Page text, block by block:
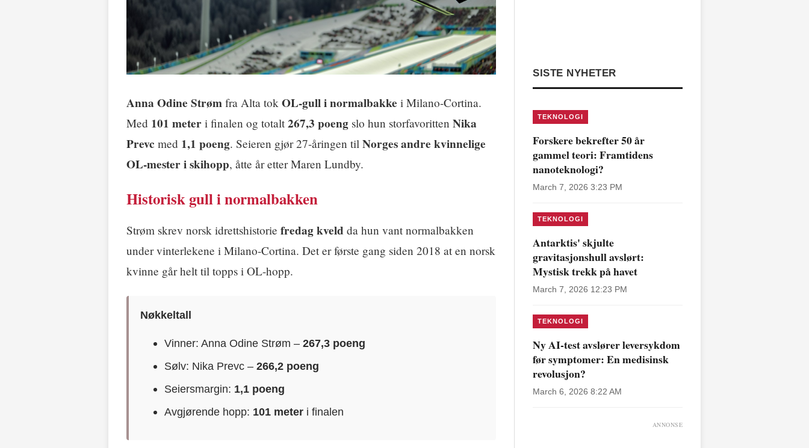
Anna Odine Strøm fra Alta tok OL-gull i normalbakke i Milano-Cortina.
Med 101 meter i finalen og totalt 267,3 poeng slo hun storfavoritten Nika
Prevc med 1,1 poeng. Seieren gjør 27-åringen til Norges andre kvinnelige
OL-mester i skihopp, åtte år etter Maren Lundby.
Historisk gull i normalbakken
Strøm skrev norsk idrettshistorie fredag kveld da hun vant normalbakken
under vinterlekene i Milano-Cortina. Det er første gang siden 2018 at en norsk
kvinne går helt til topps i OL-hopp.
Nøkkeltall
Vinner: Anna Odine Strøm –267,3 poeng
Sølv: Nika Prevc –266,2 poeng
Seiersmargin: 1,1 poeng
Avgjørende hopp: 101 meter i finalen
SISTE NYHETER
TEKNOLOGI
Forskere bekrefter 50 år
gammel teori: Framtidens
nanoteknologi?
March 7, 2026 3:23 PM
TEKNOLOGI
Antarktis' skjulte
gravitasjonshull avslørt:
Mystisk trekk på havet
March 7, 2026 12:23 PM
TEKNOLOGI
Ny AI-test avslører leversykdom
før symptomer: En medisinsk
revolusjon?
March 6, 2026 8:22 AM
ANNONSE